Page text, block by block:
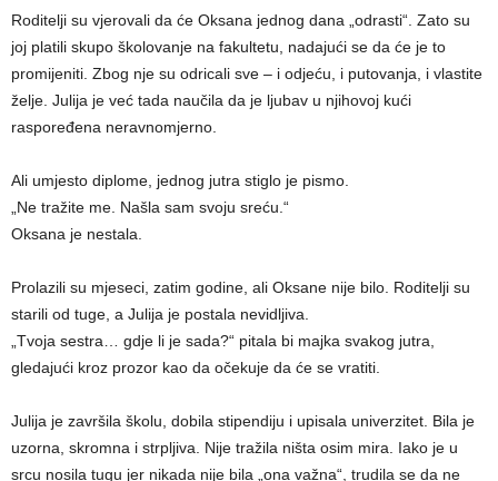
Roditelji su vjerovali da će Oksana jednog dana „odrasti“. Zato su
joj platili skupo školovanje na fakultetu, nadajući se da će je to
promijeniti. Zbog nje su odricali sve – i odjeću, i putovanja, i vlastite
želje. Julija je već tada naučila da je ljubav u njihovoj kući
raspoređena neravnomjerno.
Ali umjesto diplome, jednog jutra stiglo je pismo.
„Ne tražite me. Našla sam svoju sreću.“
Oksana je nestala.
Prolazili su mjeseci, zatim godine, ali Oksane nije bilo. Roditelji su
starili od tuge, a Julija je postala nevidljiva.
„Tvoja sestra… gdje li je sada?“ pitala bi majka svakog jutra,
gledajući kroz prozor kao da očekuje da će se vratiti.
Julija je završila školu, dobila stipendiju i upisala univerzitet. Bila je
uzorna, skromna i strpljiva. Nije tražila ništa osim mira. Iako je u
srcu nosila tugu jer nikada nije bila „ona važna“, trudila se da ne